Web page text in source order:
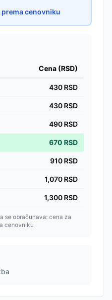
prema cenovniku
Cena (RSD)
430 RSD
430 RSD
490 RSD
670 RSD
910 RSD
1,070 RSD
1,300 RSD
se obračunava: cena za
cenovniku